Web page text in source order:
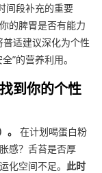
间段补充的重要
的脾胃是否有能力
普适建议深化为个性
”的营养利用。
到你的个性
。
在计划喝蛋白粉
感？舌苔是否厚
化空间不足。 此时